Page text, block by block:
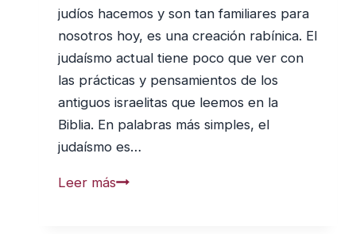
judíos hacemos y son tan familiares para
nosotros hoy, es una creación rabínica. El
judaísmo actual tiene poco que ver con
las prácticas y pensamientos de los
antiguos israelitas que leemos en la
Biblia. En palabras más simples, el
judaísmo es…
Leer másLa